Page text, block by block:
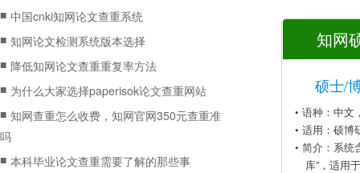
■ 中国cnki知网论文查重系统
■ 知网论文检测系统版本选择
■ 降低知网论文查重重复率方法
■ 为什么大家选择paperisok论文查重网站
■ 知网查重怎么收费，知网官网350元查重准
吗
■ 本科毕业论文查重需要了解的那些事
知网
硕士/
• 语种：中文
• 适用：硕博
• 简介：系统
库”，适用